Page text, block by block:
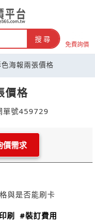
搜尋
免費詢價
海報兩張價格
價格
單號459729
價需求
與是否能刷卡
刷
#裝訂費用